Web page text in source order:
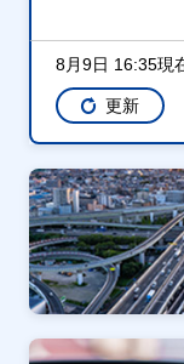
8月9日 16:35現
更新